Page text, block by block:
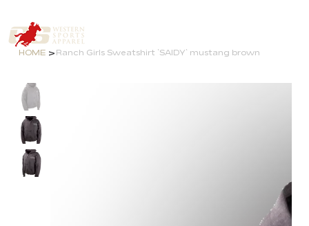
HOME > Ranch Girls Sweatshirt `SAIDY` mustang brown